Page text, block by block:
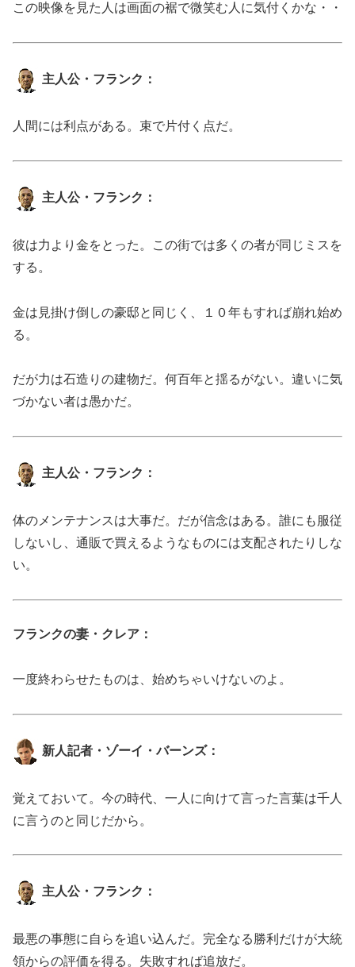
この映像を見た人は画面の裾で微笑む人に気付くかな・・
主人公・フランク：
人間には利点がある。束で片付く点だ。
主人公・フランク：
彼は力より金をとった。この街では多くの者が同じミスを
する。
金は見掛け倒しの豪邸と同じく、１０年もすれば崩れ始め
る。
だが力は石造りの建物だ。何百年と揺るがない。違いに気
づかない者は愚かだ。
主人公・フランク：
体のメンテナンスは大事だ。だが信念はある。誰にも服従
しないし、通販で買えるようなものには支配されたりしな
い。
フランクの妻・クレア：
一度終わらせたものは、始めちゃいけないのよ。
新人記者・ゾーイ・バーンズ：
覚えておいて。今の時代、一人に向けて言った言葉は千人
に言うのと同じだから。
主人公・フランク：
最悪の事態に自らを追い込んだ。完全なる勝利だけが大統
領からの評価を得る。失敗すれば追放だ。